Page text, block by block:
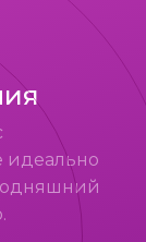
идеально